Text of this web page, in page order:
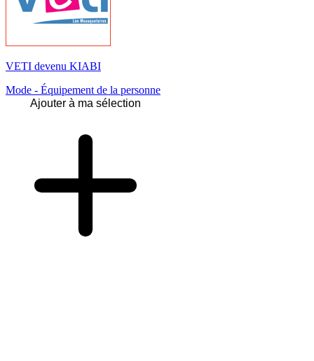
VETI devenu KIABI
Mode - Équipement de la personne
Ajouter à ma sélection